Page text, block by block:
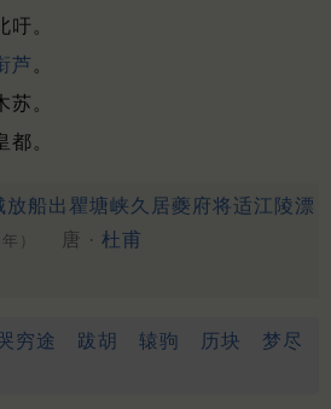
。
芦 。
。
都。
放船出瞿塘峡久居夔府将适江陵漂
） 唐 · 杜甫
穷途 跋胡 辕驹 历块
梦尽